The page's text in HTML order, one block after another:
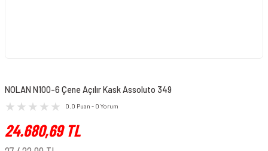
NOLAN N100-6 Çene Açılır Kask Assoluto 349
0.0 Puan - 0 Yorum
24.680,69 TL